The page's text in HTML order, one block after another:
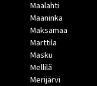
Maalahti
Maaninka
Maksamaa
Marttila
Masku
Mellilä
Merijärvi